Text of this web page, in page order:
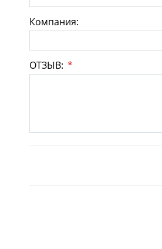
Компания:
ОТЗЫВ: *